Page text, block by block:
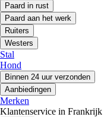
Paard in rust
Paard aan het werk
Ruiters
Westers
Stal
Hond
Binnen 24 uur verzonden
Aanbiedingen
Merken
Klantenservice in Frankrijk